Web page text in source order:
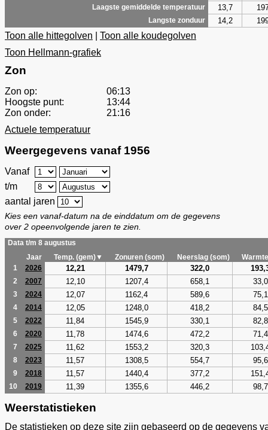
Laagste gemiddelde temperatuur 13,7
Langste zonduur 14,2
Toon alle hittegolven
Toon alle koudegolven
Toon Hellmann-grafiek
Zon
Zon op:
06:13
Hoogste punt:
13:44
Zon onder:
21:16
Actuele temperatuur
Weergegevens vanaf 1956
Vanaf
t/m
aantal jaren
Kies een vanaf-datum na de einddatum om de gegevens
over 2 opeenvolgende jaren te zien.
Data t/m 8 augustus
Jaar
Temp. (gem)▼ Zonuren (som) Neerslag (som)
1
2026 12,21 1479,7 322,0
2 2007 12,10 1207,4 658,1 33,0
3 2024 12,07 1162,4 589,6 75,1
4 2014 12,05 1248,0 418,2 84,5
5 2022 11,84 1545,9 330,1 82,8
6 2020 11,78 1474,6 472,2 71,4
7 2025 11,62 1553,2 320,3
8 2023 11,57 1308,5 554,7 95,6
9 2018 11,57 1440,4 377,2
10 2019 11,39 1355,6 446,2 98,7
Weerstatistieken
De statistieken op deze site zijn gebaseerd op de gegevens